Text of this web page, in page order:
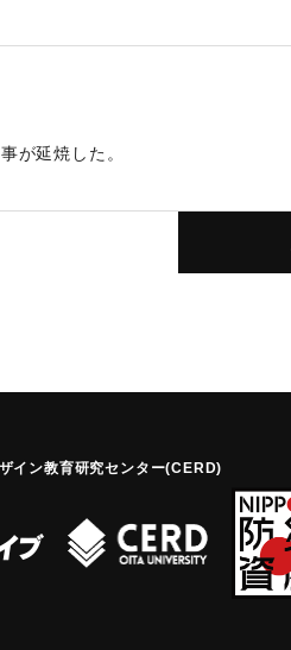
が延焼した。
イン教育研究センター(CERD)